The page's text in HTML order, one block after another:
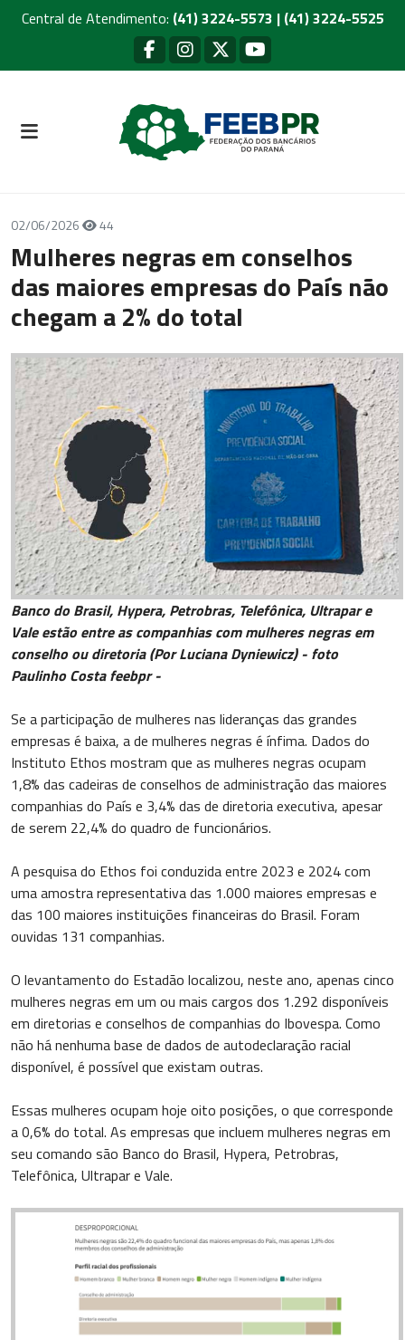
Central de Atendimento: (41) 3224-5573 | (41) 3224-5525
02/06/2026 44
Mulheres negras em conselhos
das maiores empresas do País não
chegam a 2% do total
Banco do Brasil, Hypera, Petrobras, Telefônica, Ultrapar e
Vale estão entre as companhias com mulheres negras em
conselho ou diretoria (Por Luciana Dyniewicz) - foto
Paulinho Costa feebpr -
Se a participação de mulheres nas lideranças das grandes
empresas é baixa, a de mulheres negras é ínfima. Dados do
Instituto Ethos mostram que as mulheres negras ocupam
1,8% das cadeiras de conselhos de administração das maiores
companhias do País e 3,4% das de diretoria executiva, apesar
de serem 22,4% do quadro de funcionários.
A pesquisa do Ethos foi conduzida entre 2023 e 2024 com
uma amostra representativa das 1.000 maiores empresas e
das 100 maiores instituições financeiras do Brasil. Foram
ouvidas 131 companhias.
O levantamento do Estadão localizou, neste ano, apenas cinco
mulheres negras em um ou mais cargos dos 1.292 disponíveis
em diretorias e conselhos de companhias do Ibovespa. Como
não há nenhuma base de dados de autodeclaração racial
disponível, é possível que existam outras.
Essas mulheres ocupam hoje oito posições, o que corresponde
a 0,6% do total. As empresas que incluem mulheres negras em
seu comando são Banco do Brasil, Hypera, Petrobras,
Telefônica, Ultrapar e Vale.